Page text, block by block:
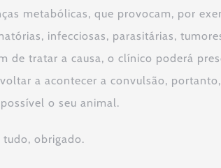
metabólicas, que provocam, por
infecciosas, parasitárias,
de tratar a causa, o clínico poderá
a acontecer a convulsão,
o seu animal.
tudo, obrigado.